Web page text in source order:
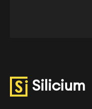
Silicium